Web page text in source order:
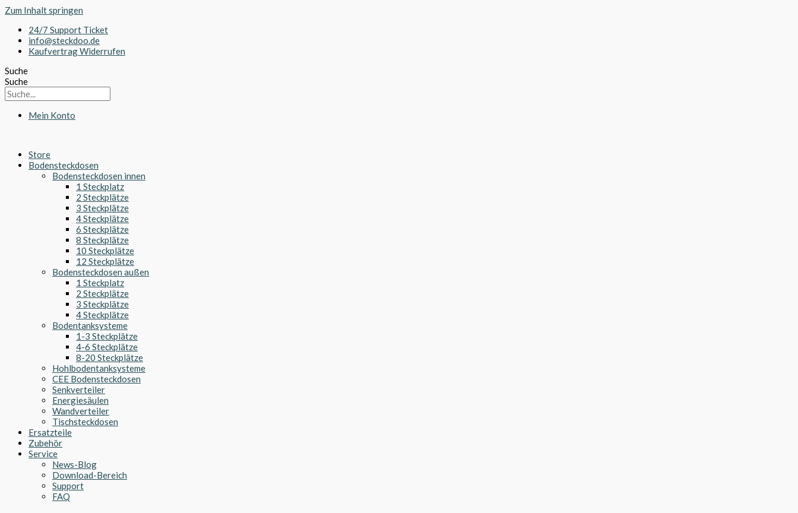
Zum Inhalt springen
24/7 Support Ticket
info@steckdoo.de
Kaufvertrag Widerrufen
Suche
Suche
Mein Konto
Store
Bodensteckdosen
Bodensteckdosen innen
1 Steckplatz
2 Steckplätze
3 Steckplätze
4 Steckplätze
6 Steckplätze
8 Steckplätze
10 Steckplätze
12 Steckplätze
Bodensteckdosen außen
1 Steckplatz
2 Steckplätze
3 Steckplätze
4 Steckplätze
Bodentanksysteme
1-3 Steckplätze
4-6 Steckplätze
8-20 Steckplätze
Hohlbodentanksysteme
CEE Bodensteckdosen
Senkverteiler
Energiesäulen
Wandverteiler
Tischsteckdosen
Ersatzteile
Zubehör
Service
News-Blog
Download-Bereich
Support
FAQ